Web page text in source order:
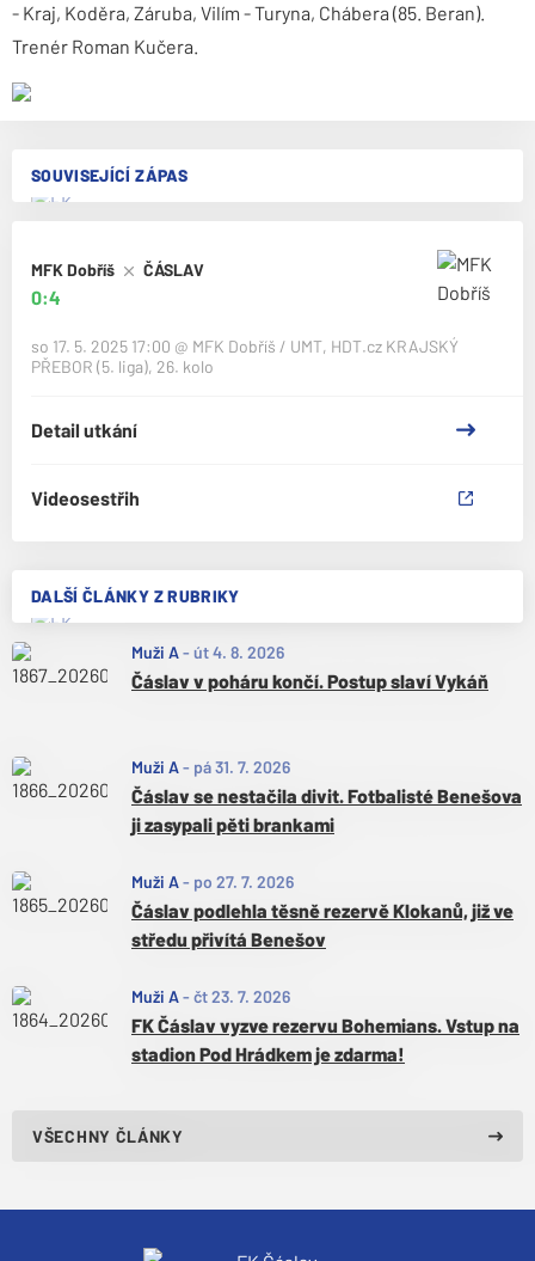
SOUVISEJÍCÍ ZÁPAS
MFK Dobříš ČÁSLAV
0:4
so 17. 5. 2025 17:00 @ MFK Dobříš / UMT, HDT.cz KRAJSKÝ
PŘEBOR (5. liga), 26. kolo
Detail utkání
Videosestřih
DALŠÍ ČLÁNKY Z RUBRIKY
Muži A- út 4. 8. 2026
Čáslav v poháru končí. Postup slaví Vykáň
Muži A- pá 31. 7. 2026
Čáslav se nestačila divit. Fotbalisté Benešova
ji zasypali pěti brankami
Muži A- po 27. 7. 2026
Čáslav podlehla těsně rezervě Klokanů, již ve
středu přivítá Benešov
Muži A- čt 23. 7. 2026
FK Čáslav vyzve rezervu Bohemians. Vstup na
stadion Pod Hrádkem je zdarma!
VŠECHNY ČLÁNKY
- Kraj, Koděra, Záruba, Vilím - Turyna, Chábera (85. Beran).
Trenér Roman Kučera.